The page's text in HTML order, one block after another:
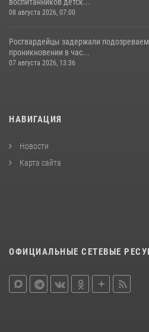
08 августа 2026, 07:00
Росгвардейцы задержали
проникновении в час...
07 августа 2026, 13:36
НАВИГАЦИЯ
Новости
Карта сайта
ОФИЦИАЛЬНЫЕ СЕТЕВЫЕ